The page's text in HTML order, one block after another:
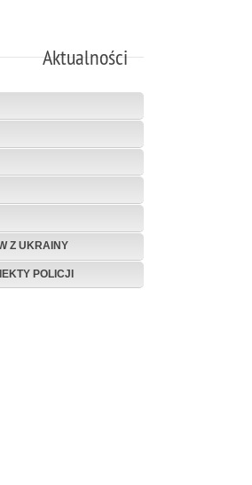
Aktualności
Z UKRAINY
POLICJI